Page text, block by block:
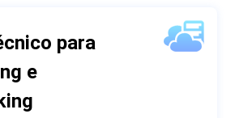
para
e